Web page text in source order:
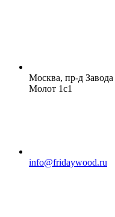
Москва, пр-д
Молот 1с1
info@fridaywood.ru